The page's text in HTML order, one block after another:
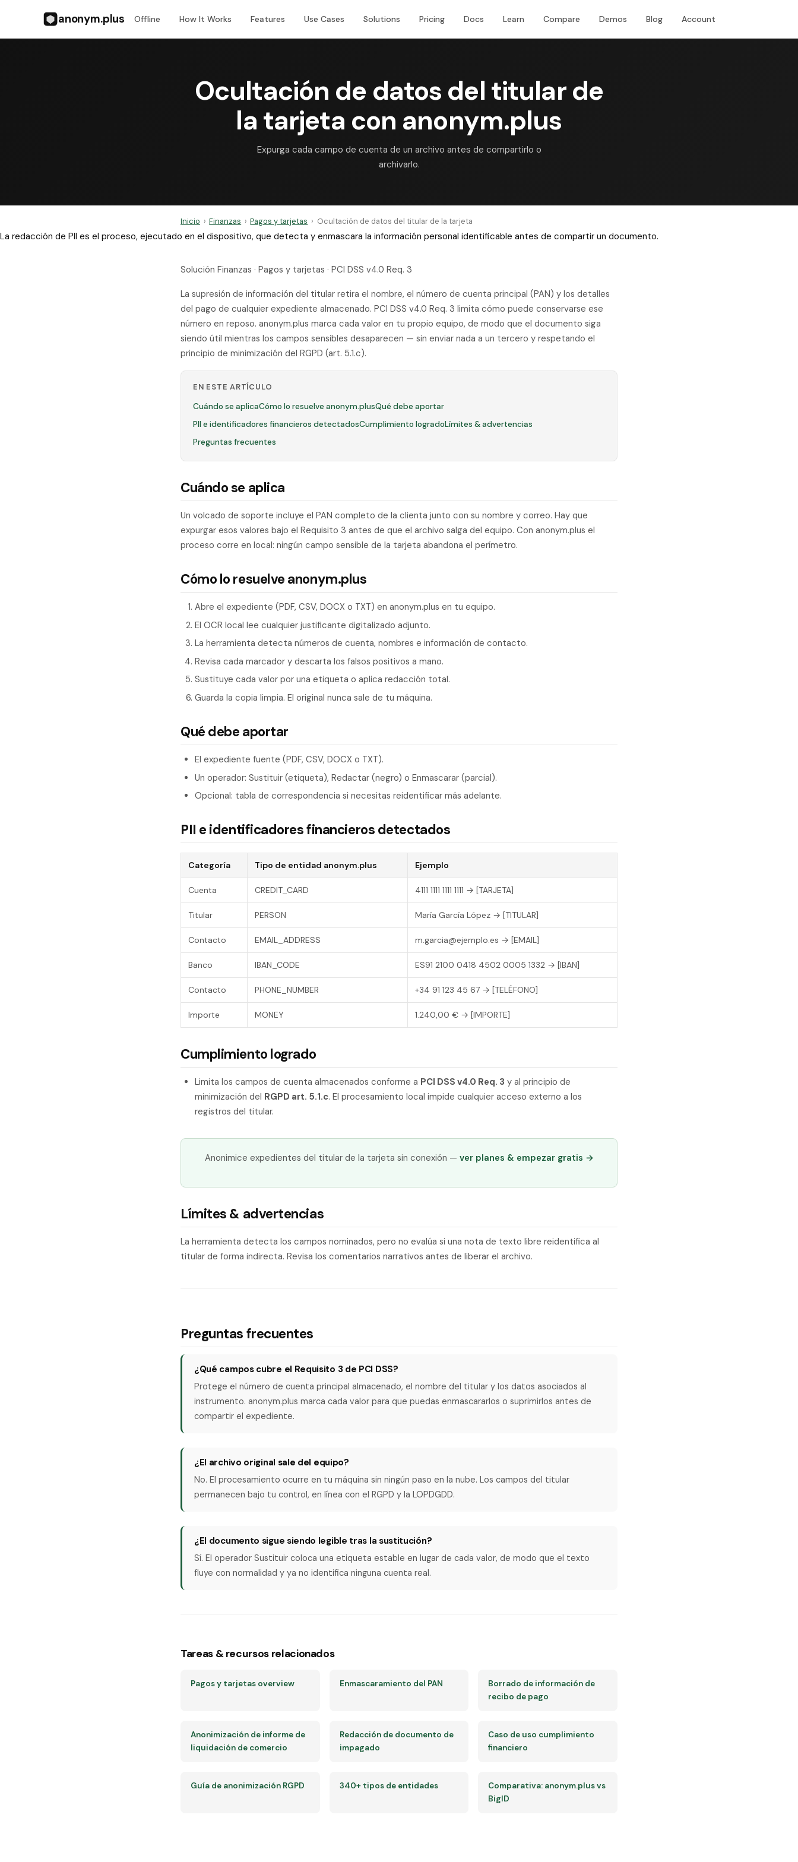
anonym.plus Offline How It Works Features Use Cases Solutions Pricing Docs Learn Compare Demos Blog Account
Ocultación de datos del titular de
la tarjeta con anonym.plus
Expurga cada campo de cuenta de un archivo antes de compartirlo o
archivarlo.
Inicio › Finanzas › Pagos y tarjetas › Ocultación de datos del titular de la tarjeta
La redacción de PII es el proceso, ejecutado en el dispositivo, que detecta y enmascara la información personal identificable antes de compartir un documento.
Solución Finanzas · Pagos y tarjetas · PCI DSS v4.0 Req. 3
La supresión de información del titular retira el nombre, el número de cuenta principal (PAN) y los detalles
del pago de cualquier expediente almacenado. PCI DSS v4.0 Req. 3 limita cómo puede conservarse ese
número en reposo. anonym.plus marca cada valor en tu propio equipo, de modo que el documento siga
siendo útil mientras los campos sensibles desaparecen — sin enviar nada a un tercero y respetando el
principio de minimización del RGPD (art. 5.1.c).
EN ESTE ARTÍCULO
Cuándo se aplicaCómo lo resuelve anonym.plusQué debe aportar
PII e identificadores financieros detectadosCumplimiento logradoLímites & advertencias
Preguntas frecuentes
Cuándo se aplica
Un volcado de soporte incluye el PAN completo de la clienta junto con su nombre y correo. Hay que
expurgar esos valores bajo el Requisito 3 antes de que el archivo salga del equipo. Con anonym.plus el
proceso corre en local: ningún campo sensible de la tarjeta abandona el perímetro.
Cómo lo resuelve anonym.plus
Abre el expediente (PDF, CSV, DOCX o TXT) en anonym.plus en tu equipo.
El OCR local lee cualquier justificante digitalizado adjunto.
La herramienta detecta números de cuenta, nombres e información de contacto.
Revisa cada marcador y descarta los falsos positivos a mano.
Sustituye cada valor por una etiqueta o aplica redacción total.
Guarda la copia limpia. El original nunca sale de tu máquina.
Qué debe aportar
El expediente fuente (PDF, CSV, DOCX o TXT).
Un operador: Sustituir (etiqueta), Redactar (negro) o Enmascarar (parcial).
Opcional: tabla de correspondencia si necesitas reidentificar más adelante.
PII e identificadores financieros detectados
Categoría Tipo de entidad anonym.plus Ejemplo
Cuenta CREDIT_CARD 4111 1111 1111 1111 → [TARJETA]
Titular PERSON María García López → [TITULAR]
Contacto EMAIL_ADDRESS m.garcia@ejemplo.es → [EMAIL]
Banco IBAN_CODE ES91 2100 0418 4502 0005 1332 → [IBAN]
Contacto PHONE_NUMBER +34 91 123 45 67 → [TELÉFONO]
Importe MONEY 1.240,00 € → [IMPORTE]
Cumplimiento logrado
Limita los campos de cuenta almacenados conforme a PCI DSS v4.0 Req. 3 y al principio de
minimización del RGPD art. 5.1.c. El procesamiento local impide cualquier acceso externo a los
registros del titular.
Anonimice expedientes del titular de la tarjeta sin conexión — ver planes & empezar gratis →
Límites & advertencias
La herramienta detecta los campos nominados, pero no evalúa si una nota de texto libre reidentifica al
titular de forma indirecta. Revisa los comentarios narrativos antes de liberar el archivo.
Preguntas frecuentes
¿Qué campos cubre el Requisito 3 de PCI DSS?
Protege el número de cuenta principal almacenado, el nombre del titular y los datos asociados al
instrumento. anonym.plus marca cada valor para que puedas enmascararlos o suprimirlos antes de
compartir el expediente.
¿El archivo original sale del equipo?
No. El procesamiento ocurre en tu máquina sin ningún paso en la nube. Los campos del titular
permanecen bajo tu control, en línea con el RGPD y la LOPDGDD.
¿El documento sigue siendo legible tras la sustitución?
Sí. El operador Sustituir coloca una etiqueta estable en lugar de cada valor, de modo que el texto
fluye con normalidad y ya no identifica ninguna cuenta real.
Tareas & recursos relacionados
Pagos y tarjetas overview Enmascaramiento del PAN
Borrado de información de
recibo de pago
Anonimización de informe de
liquidación de comercio
Redacción de documento de
impagado
Caso de uso cumplimiento
financiero
Guía de anonimización RGPD 340+ tipos de entidades
Comparativa: anonym.plus vs
BigID